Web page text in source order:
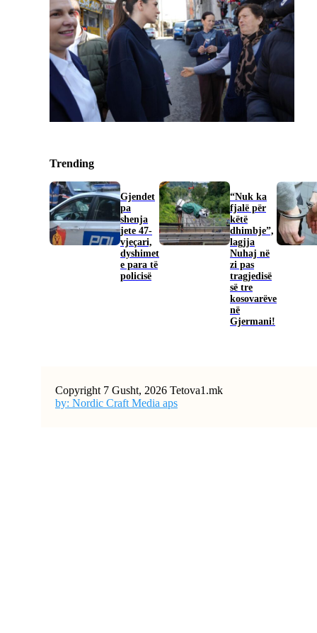
Trending
Gjendet
pa
shenja
jete 47-
vjeçari,
dyshimet
e para të
policisë
“Nuk ka
fjalë për
këtë
dhimbje”,
lagjja
Nuhaj në
zi pas
tragjedisë
së tre
kosovarëve
në
Gjermani!
Copyright 7 Gusht, 2026 Tetova1.mk
by: Nordic Craft Media aps